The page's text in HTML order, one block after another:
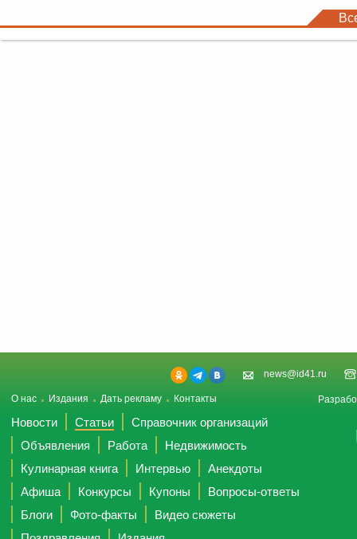
news@id41.ru
О нас Издания Дать рекламу Контакты
Новости Статьи
Справочник организаций
Объявления
Работа
Недвижимость
Кулинарная книга
Интервью
Анекдоты
Афиша
Конкурсы Купоны
Вопросы-ответы
Блоги
Фото-факты
Видео сюжеты